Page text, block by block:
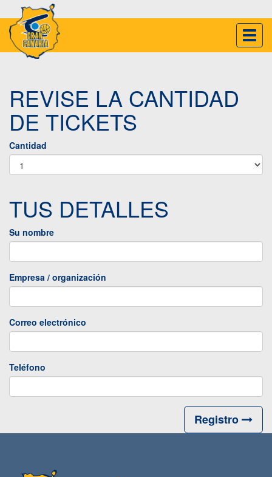
REVISE LA CANTIDAD
DE TICKETS
Cantidad
TUS DETALLES
Su nombre
Empresa / organización
Correo electrónico
Teléfono
Registro